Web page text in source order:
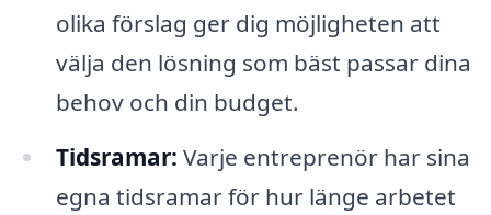
olika förslag ger dig möjligheten att
välja den lösning som bäst passar dina
behov och din budget.
Tidsramar: Varje entreprenör har sina
egna tidsramar för hur länge arbetet